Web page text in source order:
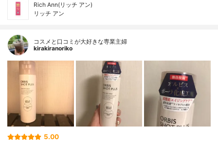
Rich Ann(リッチ アン)
リッチ アン
コスメと口コミが大好きな専業主婦
kirakiranoriko
5.00